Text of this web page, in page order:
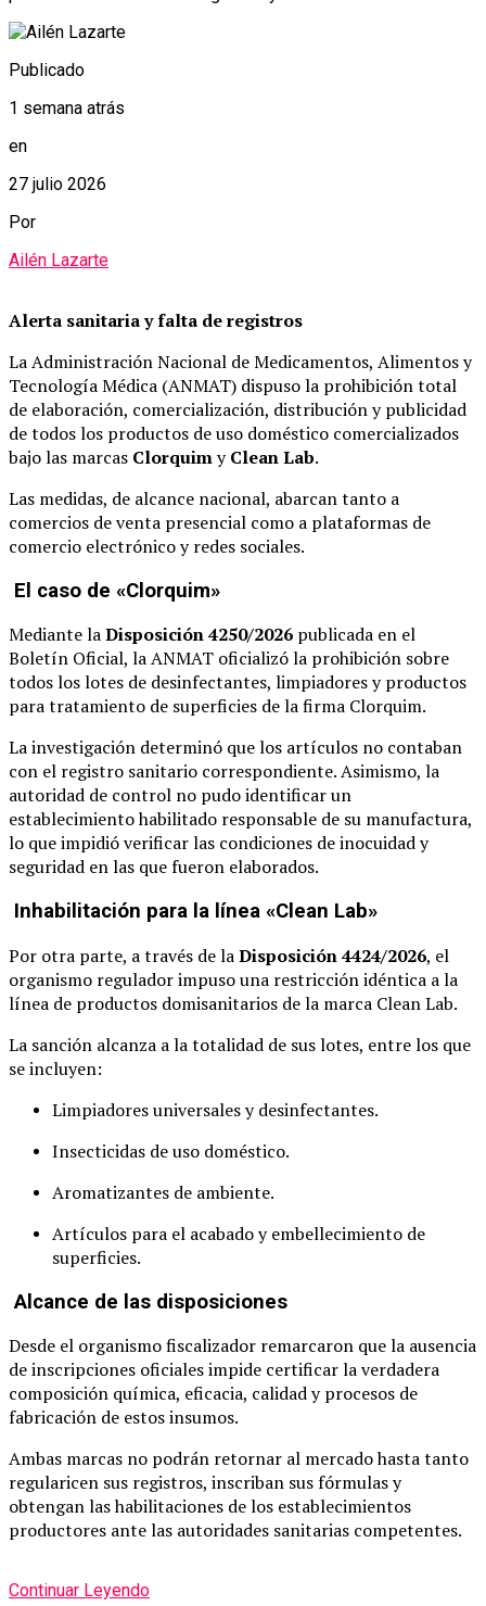
Publicado
1 semana atrás
en
27 julio 2026
Por
Ailén Lazarte
Alerta sanitaria y falta de registros
La Administración Nacional de Medicamentos, Alimentos y
Tecnología Médica (ANMAT) dispuso la prohibición total
de elaboración, comercialización, distribución y publicidad
de todos los productos de uso doméstico comercializados
bajo las marcas ClorquimyClean Lab.
Las medidas, de alcance nacional, abarcan tanto a
comercios de venta presencial como a plataformas de
comercio electrónico y redes sociales.
El caso de «Clorquim»
Mediante laDisposición 4250/2026 publicada en el
Boletín Oficial, la ANMAT oficializó la prohibición sobre
todos los lotes de desinfectantes, limpiadores y productos
para tratamiento de superficies de la firma Clorquim.
La investigación determinó que los artículos no contaban
con el registro sanitario correspondiente. Asimismo, la
autoridad de control no pudo identificar un
establecimiento habilitado responsable de su manufactura,
lo que impidió verificar las condiciones de inocuidad y
seguridad en las que fueron elaborados.
Inhabilitación para la línea «Clean Lab»
Por otra parte, a través de laDisposición 4424/2026, el
organismo regulador impuso una restricción idéntica a la
línea de productos domisanitarios de la marca Clean Lab.
La sanción alcanza a la totalidad de sus lotes, entre los que
se incluyen:
Limpiadores universales y desinfectantes.
Insecticidas de uso doméstico.
Aromatizantes de ambiente.
Artículos para el acabado y embellecimiento de
superficies.
Alcance de las disposiciones
Desde el organismo fiscalizador remarcaron que la ausencia
de inscripciones oficiales impide certificar la verdadera
composición química, eficacia, calidad y procesos de
fabricación de estos insumos.
Ambas marcas no podrán retornar al mercado hasta tanto
regularicen sus registros, inscriban sus fórmulas y
obtengan las habilitaciones de los establecimientos
productores ante las autoridades sanitarias competentes.
Continuar Leyendo